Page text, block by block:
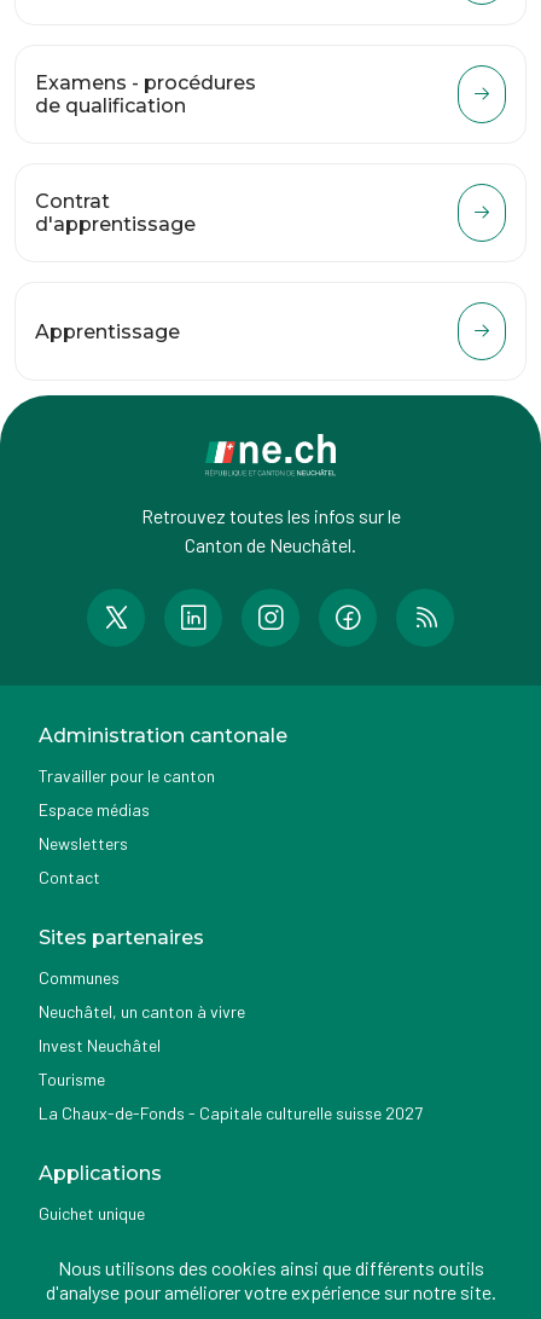
Examens - procédures
de qualification
Contrat
d'apprentissage
Apprentissage
Retrouvez toutes les infos sur le
Canton de Neuchâtel.
Administration cantonale
Travailler pour le canton
Espace médias
Newsletters
Contact
Sites partenaires
Communes
Neuchâtel, un canton à vivre
Invest Neuchâtel
Tourisme
La Chaux-de-Fonds - Capitale culturelle suisse 2027
Applications
Guichet unique
Nemo news
Nous utilisons des cookies ainsi que différents outils
d'analyse pour améliorer votre expérience sur notre site.